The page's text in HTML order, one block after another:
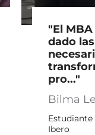
"El
dado
pro..."
Bilma
Ibero